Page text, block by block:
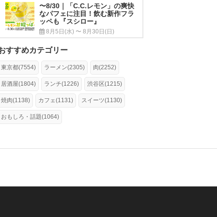
〜8/30｜「C.C.レモン」の爽快
なパフェに注目！飲む新作フラ
ッペも『スシロー』
8月5日(水) 〜 8月30日(日)
すすめカテゴリー
東京都(7554) ラーメン(2305) 肉(2252)
居酒屋(1804) ランチ(1226) 渋谷区(1215)
焼肉(1138) カフェ(1131) スイーツ(1130)
おもしろ・話題(1064)